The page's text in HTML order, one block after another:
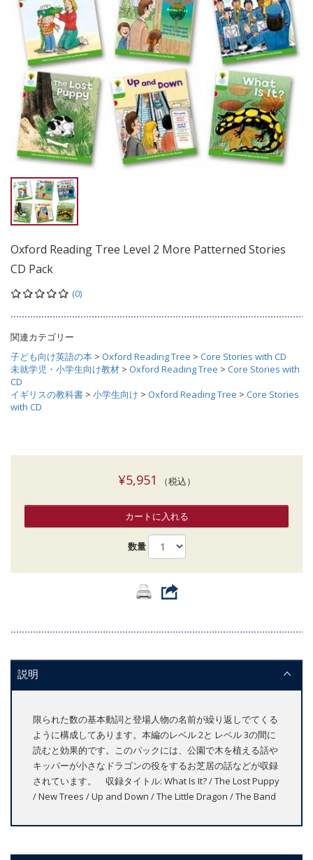
Oxford Reading Tree Level 2 More Patterned Stories
CD Pack
(0)
関連カテゴリー
子ども向け英語の本 > Oxford Reading Tree > Core Stories with CD
未就学児・小学生向け教材 > Oxford Reading Tree > Core Stories with
CD
イギリスの教科書 > 小学生向け > Oxford Reading Tree > Core Stories
with CD
¥5,951 （税込）
カートに入れる
数量
説明
限られた数の基本動詞と登場人物の名前が繰り返しでてくる
ように構成してあります。本編のレベル 2と レベル 3の間に
読むと効果的です。このパックには、公園で木を植える話や
キッパーが小さなドラゴンの役をするお芝居の話などが収録
されています。 収録タイトル: What Is It? / The Lost Puppy
/ New Trees / Up and Down / The Little Dragon / The Band